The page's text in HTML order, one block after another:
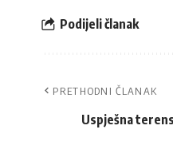
Podijeli članak
PRETHODNI ČLANAK
Uspješna